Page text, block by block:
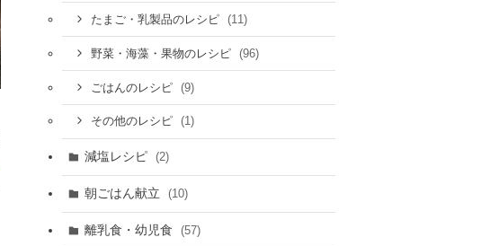
たまご・乳製品のレシピ (11)
野菜・海藻・果物のレシピ (96)
ごはんのレシピ (9)
その他のレシピ (1)
減塩レシピ (2)
朝ごはん献立 (10)
離乳食・幼児食 (57)